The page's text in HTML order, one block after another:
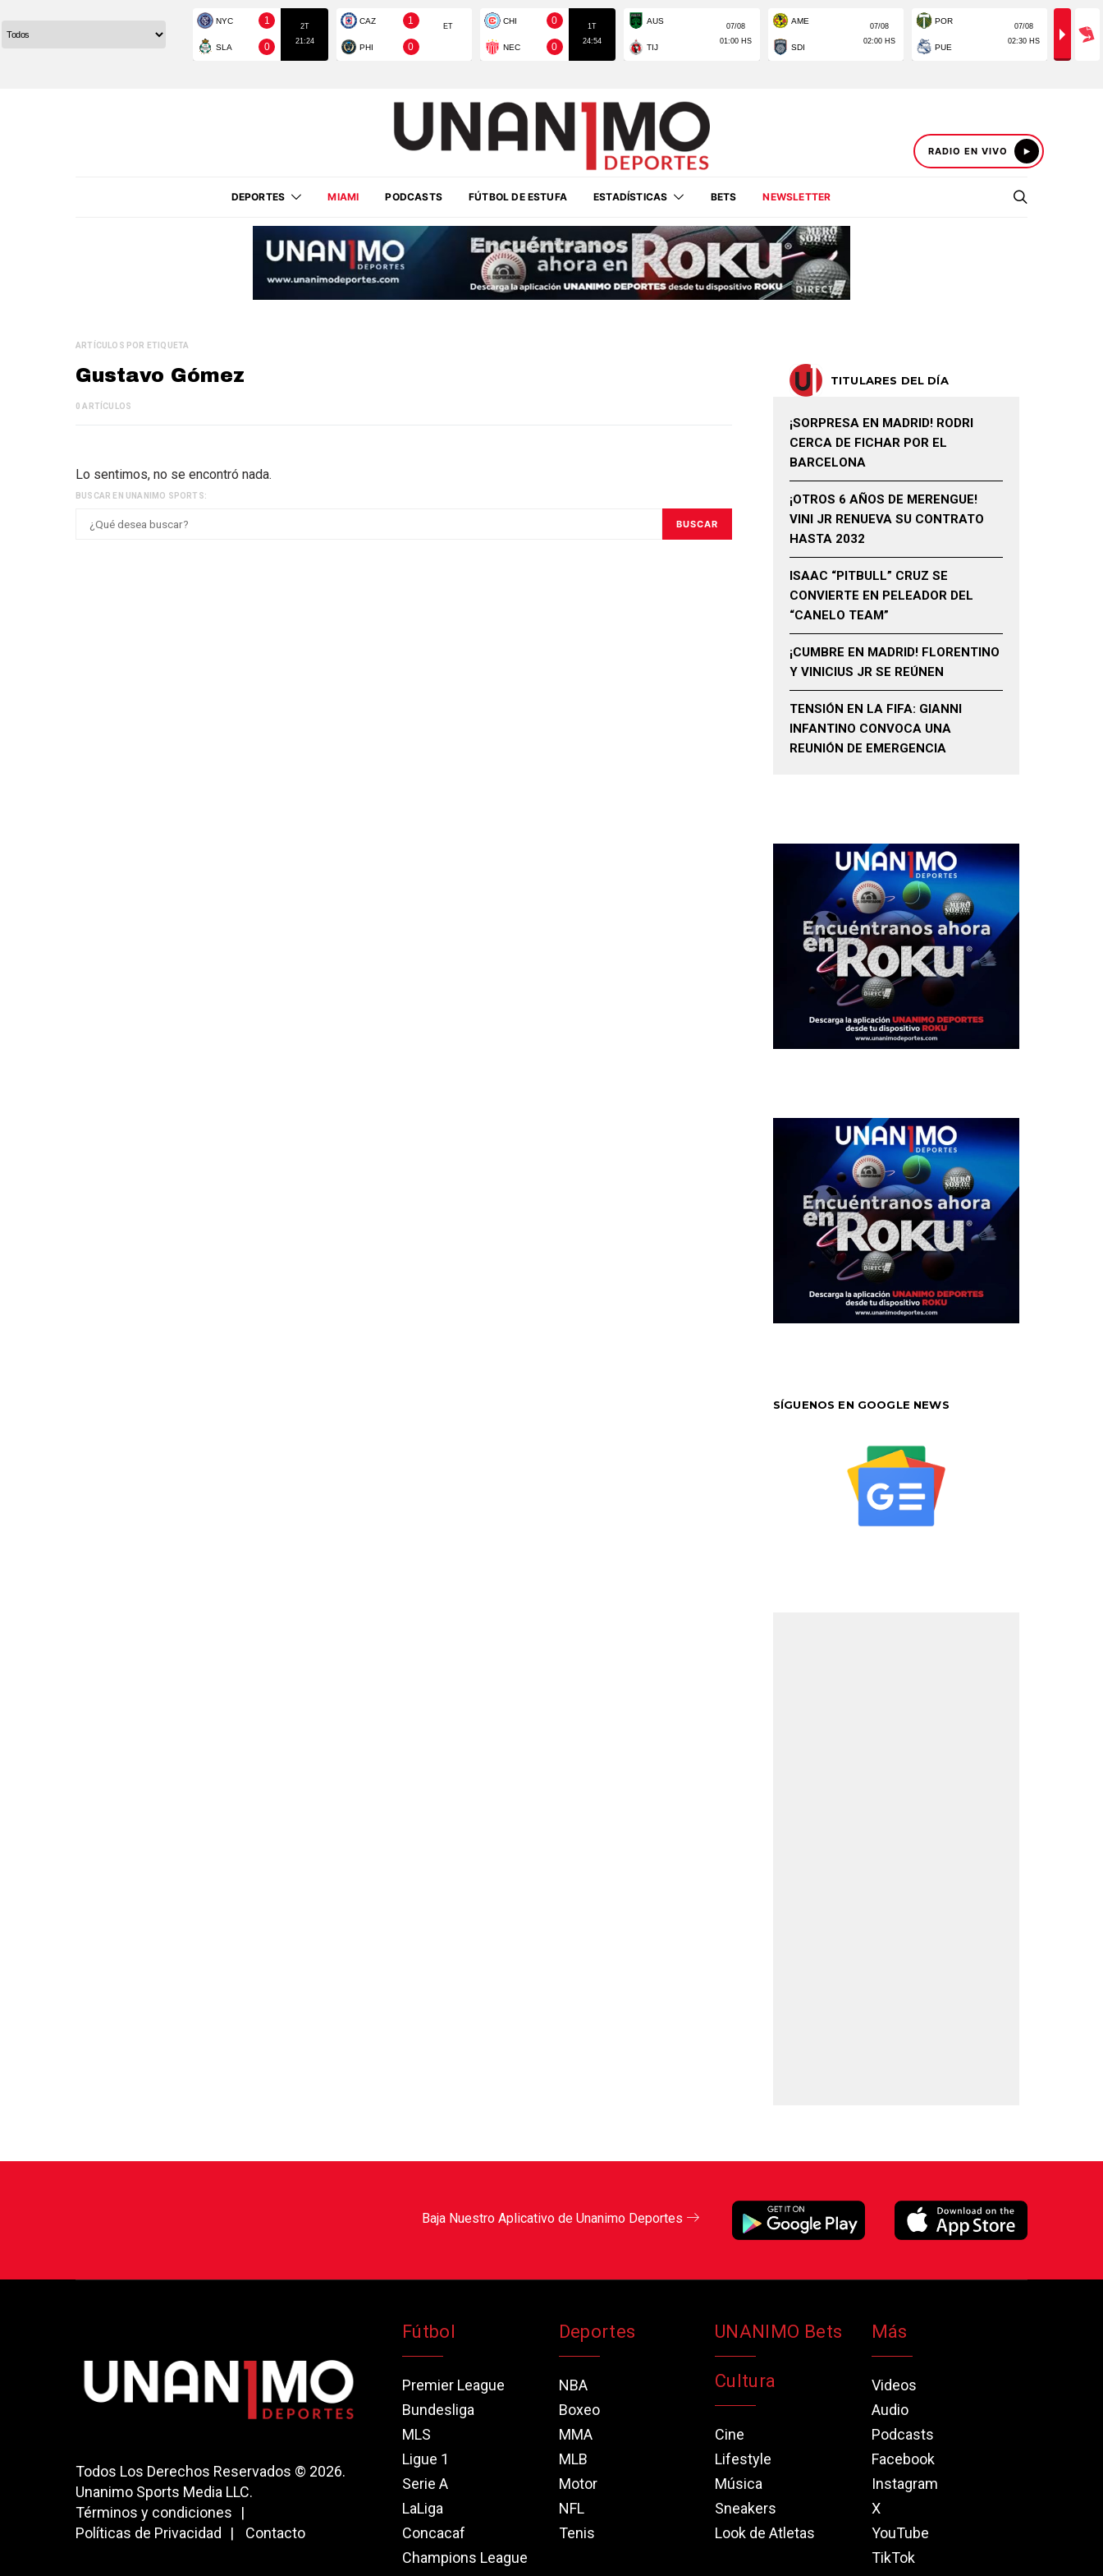
RADIO EN VIVO
DEPORTES MIAMI PODCASTS FÚTBOL DE ESTUFA ESTADÍSTICAS BETS NEWSLETTER
ARTÍCULOS POR ETIQUETA
Gustavo Gómez
0 ARTÍCULOS
Lo sentimos, no se encontró nada.
BUSCAR EN UNANIMO SPORTS:
BUSCAR
TITULARES DEL DÍA
¡SORPRESA EN MADRID! RODRI
CERCA DE FICHAR POR EL
BARCELONA
¡OTROS 6 AÑOS DE MERENGUE!
VINI JR RENUEVA SU CONTRATO
HASTA 2032
ISAAC “PITBULL” CRUZ SE
CONVIERTE EN PELEADOR DEL
“CANELO TEAM”
¡CUMBRE EN MADRID! FLORENTINO
Y VINICIUS JR SE REÚNEN
TENSIÓN EN LA FIFA: GIANNI
INFANTINO CONVOCA UNA
REUNIÓN DE EMERGENCIA
SÍGUENOS EN GOOGLE NEWS
Baja Nuestro Aplicativo de Unanimo Deportes
Todos Los Derechos Reservados © 2026.
Unanimo Sports Media LLC.
Términos y condiciones
Políticas de Privacidad
Contacto
Fútbol
Premier League
Bundesliga
MLS
Ligue 1
Serie A
LaLiga
Concacaf
Champions League
Deportes
NBA
Boxeo
MMA
MLB
Motor
NFL
Tenis
UNANIMO Bets
Cultura
Cine
Lifestyle
Música
Sneakers
Look de Atletas
Más
Videos
Audio
Podcasts
Facebook
Instagram
X
YouTube
TikTok